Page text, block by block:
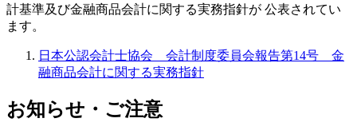
計基準及び金融商品会計に関する実務指針が 公表されてい
ます。
日本公認会計士協会 会計制度委員会報告第14号 金
融商品会計に関する実務指針
お知らせ・ご注意